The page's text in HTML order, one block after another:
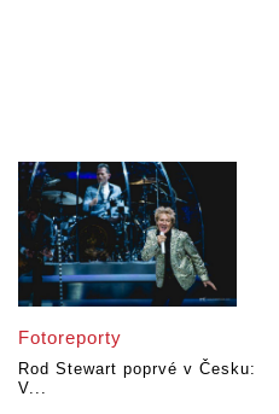
Fotoreporty
Rod Stewart poprvé v Česku:
V...